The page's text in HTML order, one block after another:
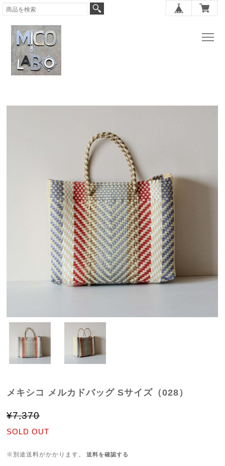
メキシコ メルカドバッグ Sサイズ（028）
¥7,370
SOLD OUT
※別途送料がかかります。 送料を確認する